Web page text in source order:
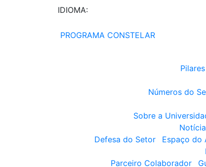
IDIOMA:
PROGRAMA CONSTELAR
Pilares
Números do
Sobre a
Defesa do Setor
Espaço do
Parceiro Colaborador